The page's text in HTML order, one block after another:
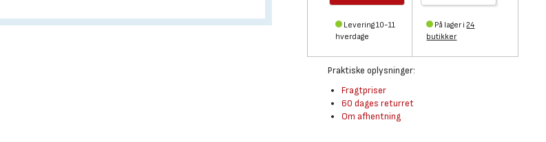
Levering 10-11
hverdage
På lager i24
butikker
Praktiske oplysninger:
Fragtpriser
60 dages returret
Om afhentning